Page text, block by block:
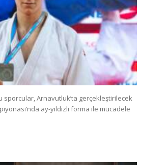
Arnavutluk’ta gerçekleştirilecek
ay-yıldızlı forma ile mücadele